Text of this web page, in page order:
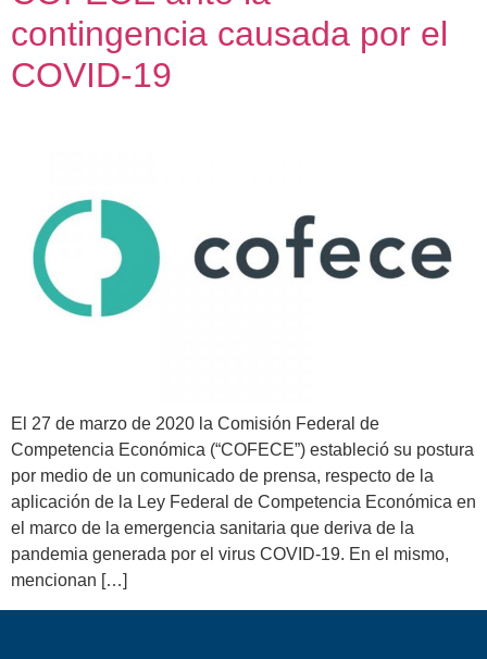
contingencia causada por el
COVID-19
El 27 de marzo de 2020 la Comisión Federal de
Competencia Económica (“COFECE”) estableció su postura
por medio de un comunicado de prensa, respecto de la
aplicación de la Ley Federal de Competencia Económica en
el marco de la emergencia sanitaria que deriva de la
pandemia generada por el virus COVID-19. En el mismo,
mencionan […]